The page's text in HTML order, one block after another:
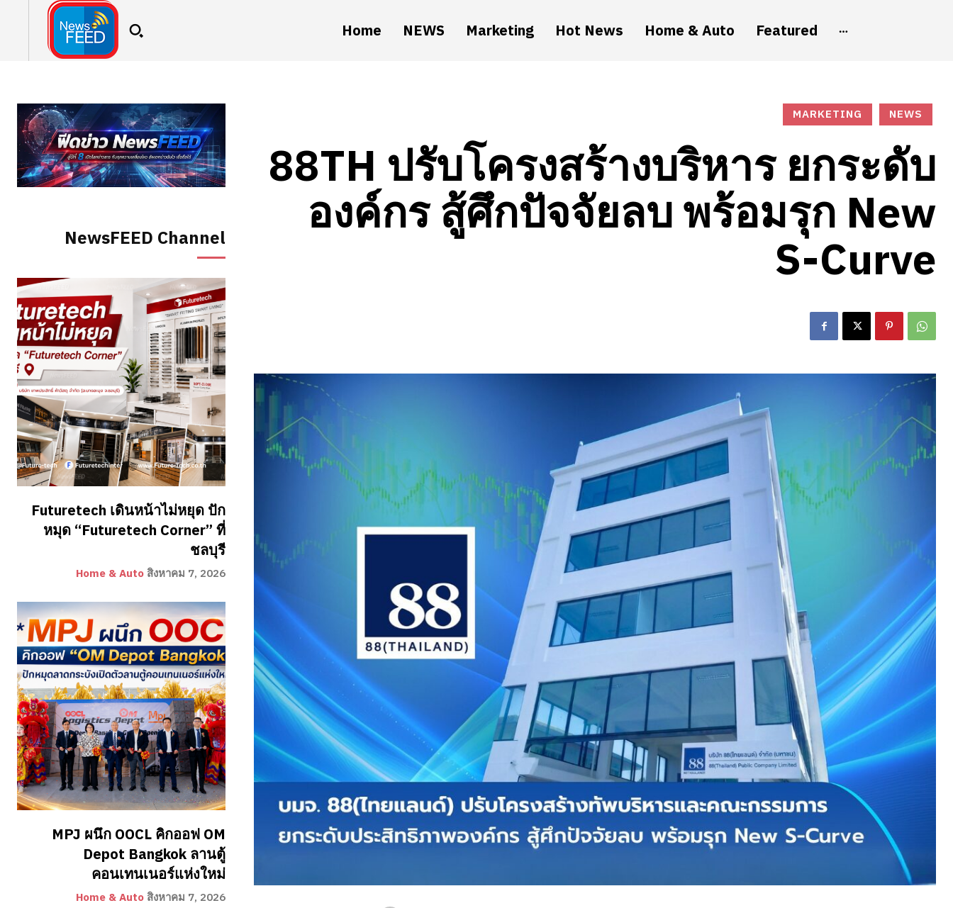
Home NEWS Marketing Hot News Home & Auto Featured
NewsFEED Channel
Futuretech เดินหน้าไม่หยุด ปัก
หมุด “Futuretech Corner” ที่
ชลบุรี
Home & Auto สิงหาคม 7, 2026
MPJ ผนึก OOCL คิกออฟ OM
Depot Bangkok ลานตู้
คอนเทนเนอร์แห่งใหม่
Home & Auto สิงหาคม 7, 2026
MARKETING NEWS
88TH ปรับโครงสร้างบริหาร ยกระดับ
องค์กร สู้ศึกปัจจัยลบ พร้อมรุก New
S-Curve